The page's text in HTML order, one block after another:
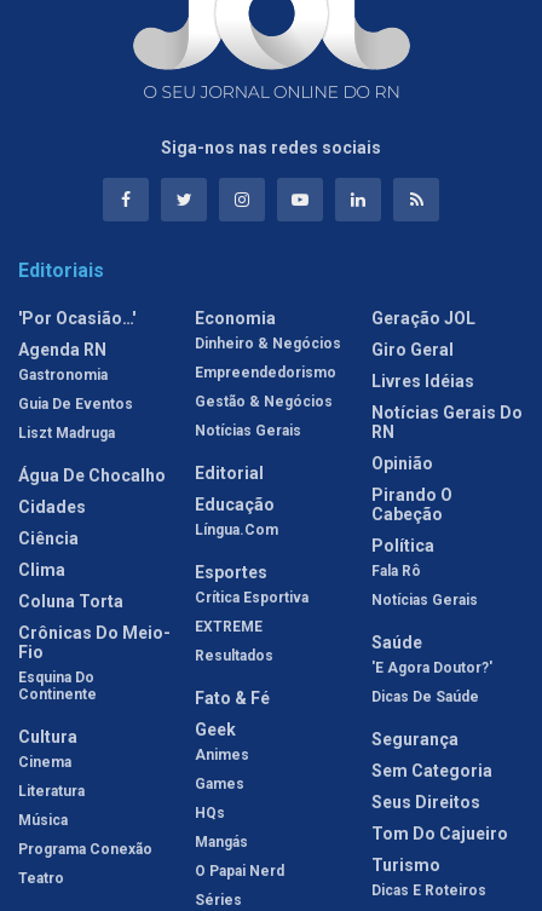
Siga-nos nas redes sociais
Editoriais
'Por Ocasião…'
Agenda RN
Gastronomia
Guia De Eventos
Liszt Madruga
Água De Chocalho
Cidades
Ciência
Clima
Coluna Torta
Crônicas Do Meio-
Fio
Esquina Do
Continente
Cultura
Cinema
Literatura
Música
Programa Conexão
Teatro
Economia
Dinheiro & Negócios
Empreendedorismo
Gestão & Negócios
Notícias Gerais
Editorial
Educação
Língua.com
Esportes
Crítica Esportiva
EXTREME
Resultados
Fato & Fé
Geek
Animes
Games
HQs
Mangás
O Papai Nerd
Séries
Geração JOL
Giro Geral
Livres Idéias
Notícias Gerais Do
RN
Opinião
Pirando O
Cabeção
Política
Fala Rô
Notícias Gerais
Saúde
'E Agora Doutor?'
Dicas De Saúde
Segurança
Sem Categoria
Seus Direitos
Tom Do Cajueiro
Turismo
Dicas E Roteiros